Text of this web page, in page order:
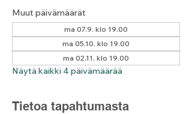
Muut päivämäärät
ma 07.9. klo 19.00
ma 05.10. klo 19.00
ma 02.11. klo 19.00
Näytä kaikki 4 päivämäärää
Tietoa tapahtumasta